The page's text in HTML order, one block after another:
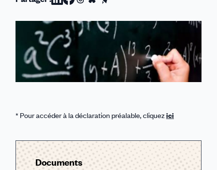
sur
Linkedin
sur
Facebook
sur
Threads
sur
Bluesky
par
email
* Pour accéder à la déclaration préalable, cliquezici
Documents